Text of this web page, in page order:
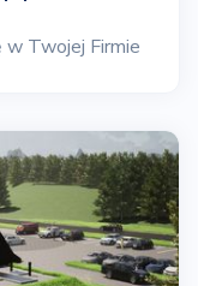
w Twojej Firmie